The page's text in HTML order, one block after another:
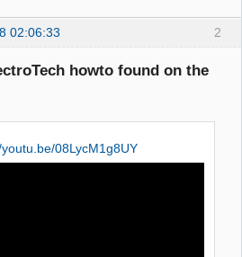
2
02:06:33
howto found on the
08LycM1g8UY